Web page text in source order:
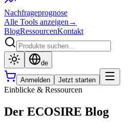
Nachfrageprognose
Alle Tools anzeigen →
BlogRessourcenKontakt
de
Anmelden Jetzt starten
Einblicke & Ressourcen
Der ECOSIRE Blog